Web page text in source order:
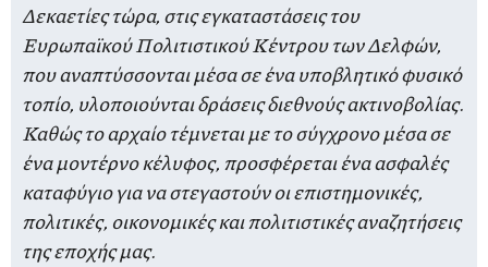
Δεκαετίες τώρα, στις εγκαταστάσεις του
Ευρωπαϊκού Πολιτιστικού Κέντρου των Δελφών,
που αναπτύσσονται μέσα σε ένα υποβλητικό φυσικό
τοπίο, υλοποιούνται δράσεις διεθνούς ακτινοβολίας.
Καθώς το αρχαίο τέμνεται με το σύγχρονο μέσα σε
ένα μοντέρνο κέλυφος, προσφέρεται ένα ασφαλές
καταφύγιο για να στεγαστούν οι επιστημονικές,
πολιτικές, οικονομικές και πολιτιστικές αναζητήσεις
της εποχής μας.